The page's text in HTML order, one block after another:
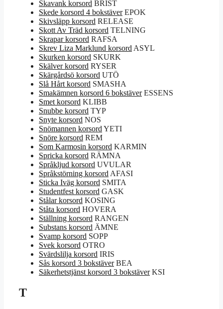
Skavank korsord BRIST
Skede korsord 4 bokstäver EPOK
Skivsläpp korsord RELEASE
Skott Av Träd korsord TELNING
Skrapar korsord RAFSA
Skrev Liza Marklund korsord ASYL
Skurken korsord SKURK
Skälver korsord RYSER
Skärgårdsö korsord UTÖ
Slå Hårt korsord SMASHA
Smakämnen korsord 6 bokstäver ESSENS
Smet korsord KLIBB
Snubbe korsord TYP
Snyte korsord NOS
Snömannen korsord YETI
Snöre korsord REM
Som Karmosin korsord KARMIN
Spricka korsord RÄMNA
Språkljud korsord UVULAR
Språkstörning korsord AFASI
Sticka Iväg korsord SMITA
Studentfest korsord GASK
Stålar korsord KOSING
Ståta korsord HOVERA
Ställning korsord RANGEN
Substans korsord ÄMNE
Svamp korsord SOPP
Svek korsord OTRO
Svärdslilja korsord IRIS
Sås korsord 3 bokstäver BEA
Säkerhetstjänst korsord 3 bokstäver KSI
T